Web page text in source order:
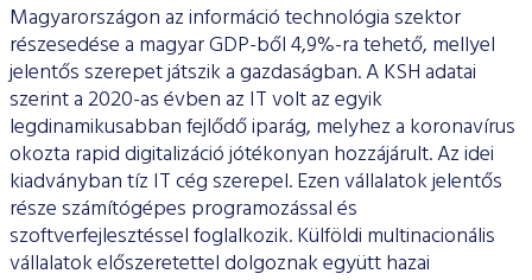
Magyarországon az információ technológia szektor
részesedése a magyar GDP-ből 4,9%-ra tehető, mellyel
jelentős szerepet játszik a gazdaságban. A KSH adatai
szerint a 2020-as évben az IT volt az egyik
legdinamikusabban fejlődő iparág, melyhez a koronavírus
okozta rapid digitalizáció jótékonyan hozzájárult. Az idei
kiadványban tíz IT cég szerepel. Ezen vállalatok jelentős
része számítógépes programozással és
szoftverfejlesztéssel foglalkozik. Külföldi multinacionális
vállalatok előszeretettel dolgoznak együtt hazai